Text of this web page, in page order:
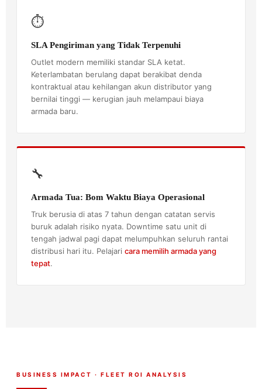
⏱️
SLA Pengiriman yang Tidak Terpenuhi
Outlet modern memiliki standar SLA ketat.
Keterlambatan berulang dapat berakibat denda
kontraktual atau kehilangan akun distributor yang
bernilai tinggi — kerugian jauh melampaui biaya
armada baru.
🔧
Armada Tua: Bom Waktu Biaya Operasional
Truk berusia di atas 7 tahun dengan catatan servis
buruk adalah risiko nyata. Downtime satu unit di
tengah jadwal pagi dapat melumpuhkan seluruh rantai
distribusi hari itu. Pelajari cara memilih armada yang
tepat.
BUSINESS IMPACT · FLEET ROI ANALYSIS